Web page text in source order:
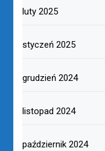
luty 2025
styczeń 2025
grudzień 2024
listopad 2024
październik 2024